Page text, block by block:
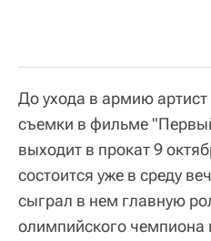
До ухода в армию
съемки в фильме
выходит в прокат 9
состоится уже в среду
сыграл в нем главную
олимпийского чемпиона